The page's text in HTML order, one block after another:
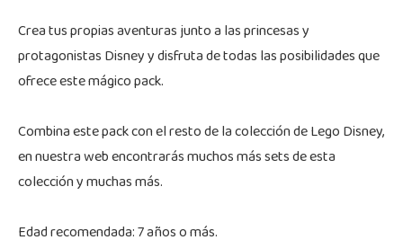
Crea tus propias aventuras junto a las princesas y
protagonistas Disney y disfruta de todas las posibilidades que
ofrece este mágico pack.
Combina este pack con el resto de la colección de Lego Disney,
en nuestra web encontrarás muchos más sets de esta
colección y muchas más.
Edad recomendada: 7 años o más.